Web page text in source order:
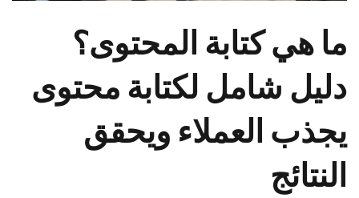
ما هي كتابة المحتوى؟
دليل شامل لكتابة محتوى
يجذب العملاء ويحقق
النتائج